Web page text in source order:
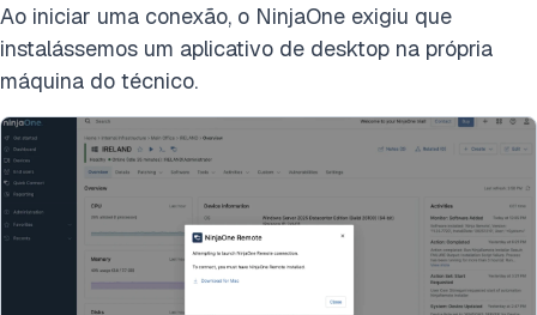
Ao iniciar uma conexão, o NinjaOne exigiu que
instalássemos um aplicativo de desktop na própria
máquina do técnico.